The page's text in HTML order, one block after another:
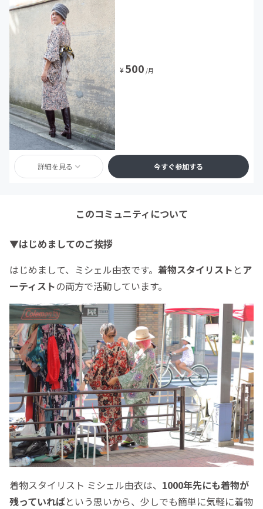
¥500 /月
詳細を見る 今すぐ参加する
このコミュニティについて
▼はじめましてのご挨拶
はじめまして、ミシェル由衣です。 着物スタイリスト と ア
ーティストの両方で活動しています。
着物スタイリスト ミシェル由衣は、 1000年先にも着物が
残っていればという思いから、少しでも簡単に気軽に着物